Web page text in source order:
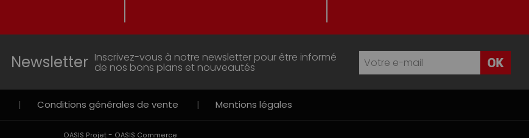
Newsletter Inscrivez-vous à notre newsletter pour être informé
de nos bons plans et nouveautés
| Conditions générales de vente | Mentions légales
OASIS Projet- OASIS Commerce